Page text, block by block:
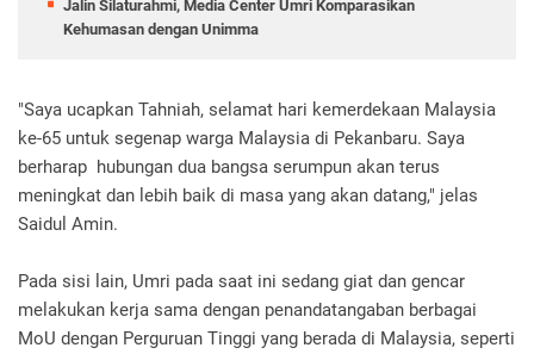
Jalin Silaturahmi, Media Center Umri Komparasikan
Kehumasan dengan Unimma
"Saya ucapkan Tahniah, selamat hari kemerdekaan Malaysia
ke-65 untuk segenap warga Malaysia di Pekanbaru. Saya
berharap hubungan dua bangsa serumpun akan terus
meningkat dan lebih baik di masa yang akan datang," jelas
Saidul Amin.
Pada sisi lain, Umri pada saat ini sedang giat dan gencar
melakukan kerja sama dengan penandatangaban berbagai
MoU dengan Perguruan Tinggi yang berada di Malaysia, seperti